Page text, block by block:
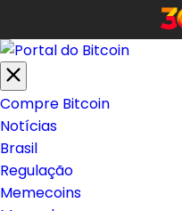
Compre Bitcoin
Notícias
Brasil
Regulação
Memecoins